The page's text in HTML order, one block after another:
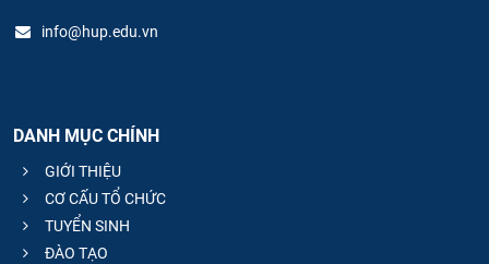
info@hup.edu.vn
DANH MỤC CHÍNH
GIỚI THIỆU
CƠ CẤU TỔ CHỨC
TUYỂN SINH
ĐÀO TẠO